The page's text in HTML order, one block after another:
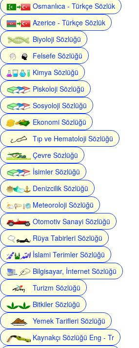
Osmanlıca - Türkçe Sözlük
Azerice - Türkçe Sözlük
Biyoloji Sözlüğü
Felsefe Sözlüğü
Kimya Sözlüğü
Piskoloji Sözlüğü
Sosyoloji Sözlüğü
Ekonomi Sözlüğü
Tıp ve Hematoloji Sözlüğü
Çevre Sözlüğü
İsimler Sözlüğü
Denizcilik Sözlüğü
Meteoroloji Sözlüğü
Otomotiv Sanayi Sözlüğü
Rüya Tabirleri Sözlüğü
İslami Terimler Sözlüğü
Bilgisayar, İnternet Sözlüğü
Turizm Sözlüğü
Bitkiler Sözlüğü
Yemek Tarifleri Sözlüğü
Kaynakçı Sözlüğü Eng - Tr